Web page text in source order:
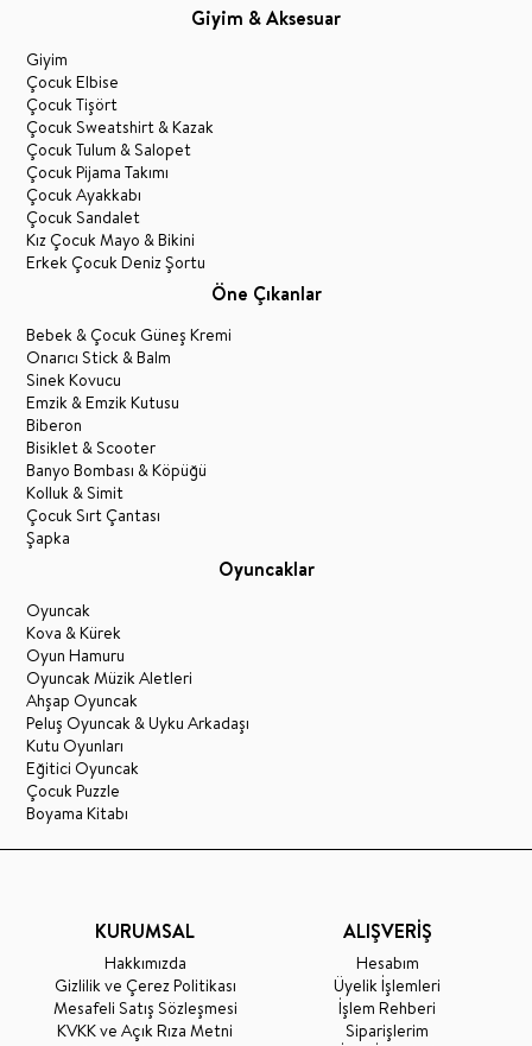
Giyim & Aksesuar
Giyim
Çocuk Elbise
Çocuk Tişört
Çocuk Sweatshirt & Kazak
Çocuk Tulum & Salopet
Çocuk Pijama Takımı
Çocuk Ayakkabı
Çocuk Sandalet
Kız Çocuk Mayo & Bikini
Erkek Çocuk Deniz Şortu
Öne Çıkanlar
Bebek & Çocuk Güneş Kremi
Onarıcı Stick & Balm
Sinek Kovucu
Emzik & Emzik Kutusu
Biberon
Bisiklet & Scooter
Banyo Bombası & Köpüğü
Kolluk & Simit
Çocuk Sırt Çantası
Şapka
Oyuncaklar
Oyuncak
Kova & Kürek
Oyun Hamuru
Oyuncak Müzik Aletleri
Ahşap Oyuncak
Peluş Oyuncak & Uyku Arkadaşı
Kutu Oyunları
Eğitici Oyuncak
Çocuk Puzzle
Boyama Kitabı
KURUMSAL
Hakkımızda
Gizlilik ve Çerez Politikası
Mesafeli Satış Sözleşmesi
KVKK ve Açık Rıza Metni
ALIŞVERİŞ
Hesabım
Üyelik İşlemleri
İşlem Rehberi
Siparişlerim